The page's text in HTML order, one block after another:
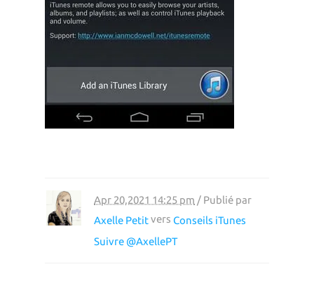
Apr 20,2021 14:25 pm / Publié par
Axelle Petitvers Conseils iTunes
Suivre @AxellePT